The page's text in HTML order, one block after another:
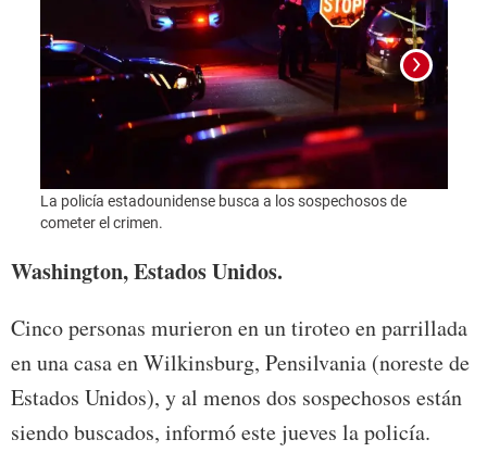
La policía estadounidense busca a los sospechosos de
cometer el crimen.
Washington, Estados Unidos.
Cinco personas murieron en un tiroteo en parrillada
en una casa en Wilkinsburg, Pensilvania (noreste de
Estados Unidos), y al menos dos sospechosos están
siendo buscados, informó este jueves la policía.